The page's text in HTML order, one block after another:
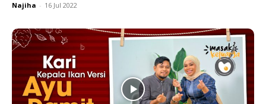
Najiha - 16 Jul 2022